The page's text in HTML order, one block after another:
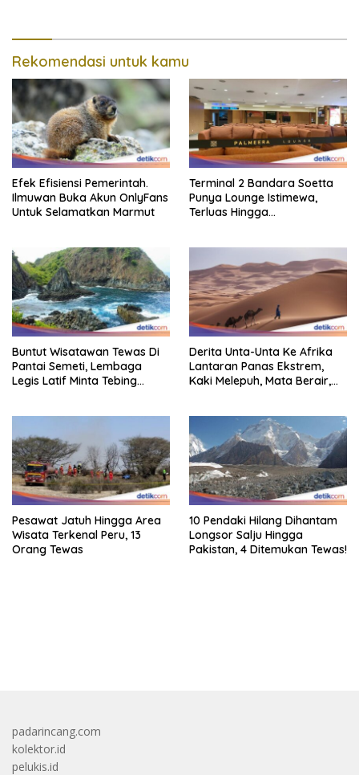
Rekomendasi untuk kamu
Efek Efisiensi Pemerintah.
Ilmuwan Buka Akun OnlyFans
Untuk Selamatkan Marmut
Terminal 2 Bandara Soetta
Punya Lounge Istimewa,
Terluas Hingga
Buntut Wisatawan Tewas Di
Pantai Semeti, Lembaga
Legis Latif Minta Tebing
Derita Unta-Unta Ke Afrika
Lantaran Panas Ekstrem,
Kaki Melepuh, Mata Berair,
Pesawat Jatuh Hingga Area
Wisata Terkenal Peru, 13
Orang Tewas
10 Pendaki Hilang Dihantam
Longsor Salju Hingga
Pakistan, 4 Ditemukan Tewas!
padarincang.com
kolektor.id
pelukis.id